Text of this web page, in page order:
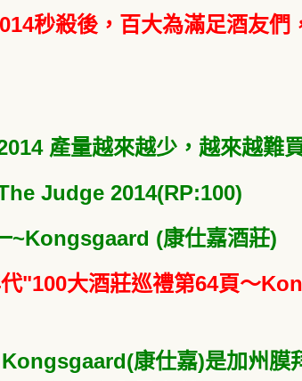
秒殺後，百大為滿足酒友們
產量越來越少，越來越難
Judge 2014(RP:100)
~Kongsgaard (康仕嘉酒莊)
"100大酒莊巡禮第64頁～
Kongsgaard(康仕嘉)是加州膜